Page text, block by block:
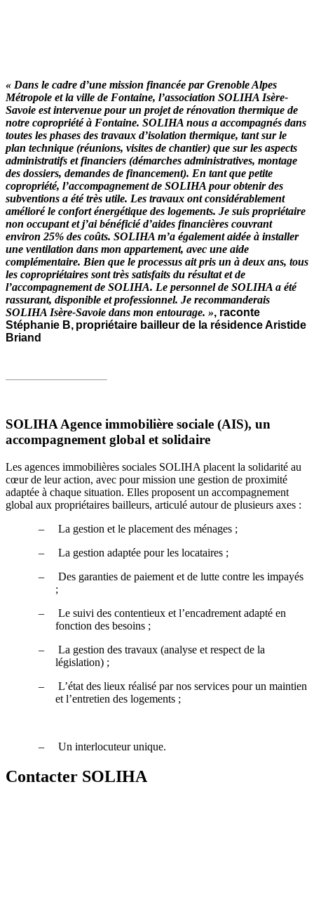
« Dans le cadre d’une mission financée par Grenoble Alpes
Métropole et la ville de Fontaine, l’association SOLIHA Isère-
Savoie est intervenue pour un projet de rénovation thermique de
notre copropriété à Fontaine. SOLIHA nous a accompagnés dans
toutes les phases des travaux d’isolation thermique, tant sur le
plan technique (réunions, visites de chantier) que sur les aspects
administratifs et financiers (démarches administratives, montage
des dossiers, demandes de financement). En tant que petite
copropriété, l’accompagnement de SOLIHA pour obtenir des
subventions a été très utile. Les travaux ont considérablement
amélioré le confort énergétique des logements. Je suis propriétaire
non occupant et j’ai bénéficié d’aides financières couvrant
environ 25% des coûts. SOLIHA m’a également aidée à installer
une ventilation dans mon appartement, avec une aide
complémentaire. Bien que le processus ait pris un à deux ans, tous
les copropriétaires sont très satisfaits du résultat et de
l’accompagnement de SOLIHA. Le personnel de SOLIHA a été
rassurant, disponible et professionnel. Je recommanderais
SOLIHA Isère-Savoie dans mon entourage. », raconte
Stéphanie B, propriétaire bailleur de la résidence Aristide
Briand
SOLIHA Agence immobilière sociale (AIS), un
accompagnement global et solidaire
Les agences immobilières sociales SOLIHA placent la solidarité au
cœur de leur action, avec pour mission une gestion de proximité
adaptée à chaque situation. Elles proposent un accompagnement
global aux propriétaires bailleurs, articulé autour de plusieurs axes :
–
La gestion et le placement des ménages ;
–
La gestion adaptée pour les locataires ;
–
Des garanties de paiement et de lutte contre les impayés
;
–
Le suivi des contentieux et l’encadrement adapté en
fonction des besoins ;
–
La gestion des travaux (analyse et respect de la
législation) ;
–
L’état des lieux réalisé par nos services pour un maintien
et l’entretien des logements ;
– Un interlocuteur unique.
Contacter SOLIHA